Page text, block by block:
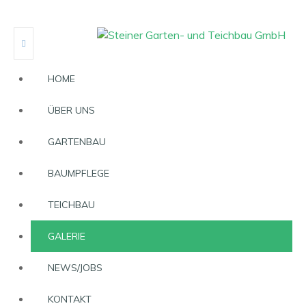
HOME
ÜBER UNS
GARTENBAU
BAUMPFLEGE
TEICHBAU
GALERIE
NEWS/JOBS
KONTAKT